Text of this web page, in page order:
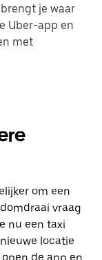
je waar
Uber-app en
met
om een
vraag
nu een taxi
locatie